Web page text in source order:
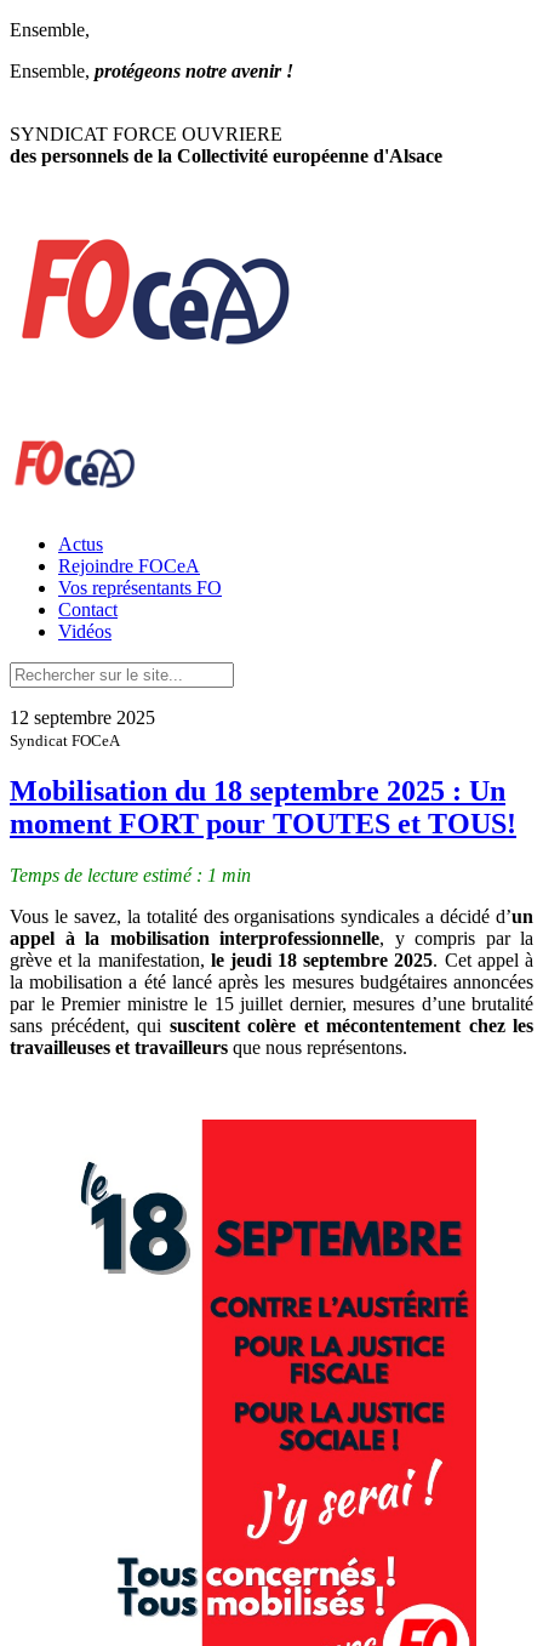
Ensemble,
Ensemble, protégeons notre avenir !
SYNDICAT FORCE OUVRIERE
des personnels de la Collectivité européenne d'Alsace
Actus
Rejoindre FOCeA
Vos représentants FO
Contact
Vidéos
12 septembre 2025
Syndicat FOCeA
Mobilisation du 18 septembre 2025 : Un
moment FORT pour TOUTES et TOUS!
Temps de lecture estimé : 1 min
Vous le savez, la totalité des organisations syndicales a décidé d’un
appel à la mobilisation interprofessionnelle, y compris par la
grève et la manifestation, le jeudi 18 septembre 2025. Cet appel à
la mobilisation a été lancé après les mesures budgétaires annoncées
par le Premier ministre le 15 juillet dernier, mesures d’une brutalité
sans précédent, qui suscitent colère et mécontentement chez les
travailleuses et travailleurs que nous représentons.